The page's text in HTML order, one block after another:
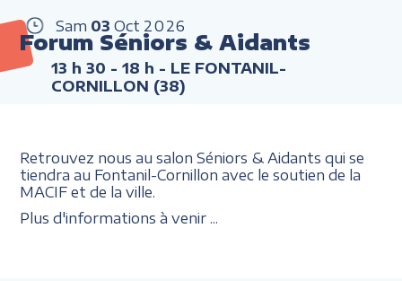
Sam 03 Oct 2026
Forum Séniors & Aidants
13 h 30 - 18 h - LE FONTANIL-
CORNILLON (38)
Retrouvez nous au salon Séniors & Aidants qui se
tiendra au Fontanil-Cornillon avec le soutien de la
MACIF et de la ville.
Plus d'informations à venir ...